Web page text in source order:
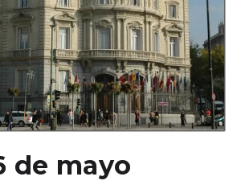
de mayo